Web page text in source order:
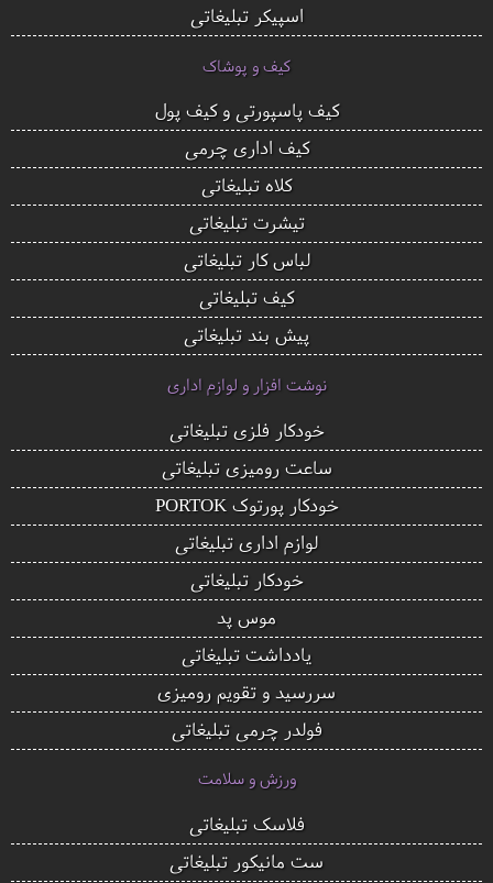
اسپیکر تبلیغاتی
کیف و پوشاک
کیف پاسپورتی و کیف پول
کیف اداری چرمی
کلاه تبلیغاتی
تیشرت تبلیغاتی
لباس کار تبلیغاتی
کیف تبلیغاتی
پیش بند تبلیغاتی
نوشت افزار و لوازم اداری
خودکار فلزی تبلیغاتی
ساعت رومیزی تبلیغاتی
خودکار پورتوک PORTOK
لوازم اداری تبلیغاتی
خودکار تبلیغاتی
موس پد
یادداشت تبلیغاتی
سررسید و تقویم رومیزی
فولدر چرمی تبلیغاتی
ورزش و سلامت
فلاسک تبلیغاتی
ست مانیکور تبلیغاتی